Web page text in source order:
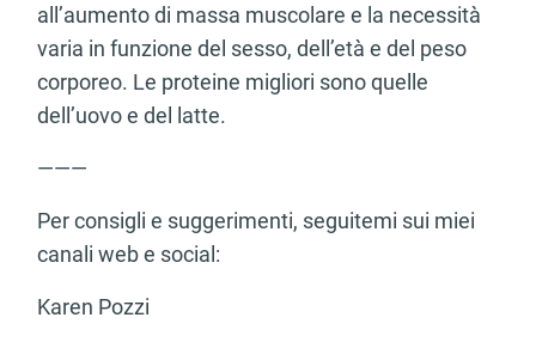
all’aumento di massa muscolare e la necessità
varia in funzione del sesso, dell’età e del peso
corporeo. Le proteine migliori sono quelle
dell’uovo e del latte.
———
Per consigli e suggerimenti, seguitemi sui miei
canali web e social:
Karen Pozzi